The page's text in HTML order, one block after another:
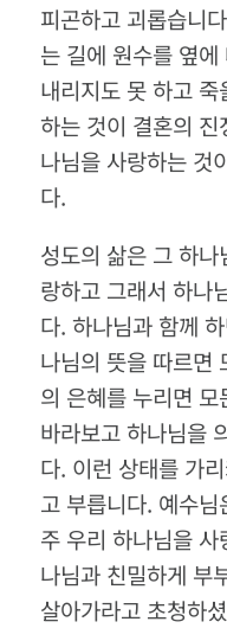
피곤하고 괴롭습니다
는 길에 원수를 옆
내리지도 못 하고
하는 것이 결혼의
나님을 사랑하는 것
다.
성도의 삶은 그 하
랑하고 그래서 하나
다. 하나님과 함께
나님의 뜻을 따르면
의 은혜를 누리면
바라보고 하나님을
다. 이런 상태를 가
고 부릅니다. 예수님
주 우리 하나님을
나님과 친밀하게 부
살아가라고 초청하